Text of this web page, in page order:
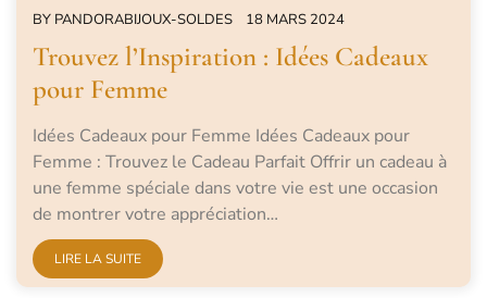
BY PANDORABIJOUX-SOLDES 18 MARS 2024
Trouvez l’Inspiration : Idées Cadeaux
pour Femme
Idées Cadeaux pour Femme Idées Cadeaux pour
Femme : Trouvez le Cadeau Parfait Offrir un cadeau à
une femme spéciale dans votre vie est une occasion
de montrer votre appréciation…
LIRE LA SUITE